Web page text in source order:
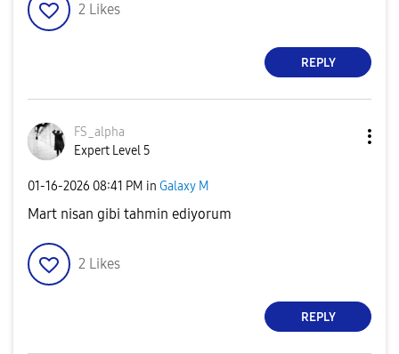
2 Likes
REPLY
FS_alpha
Expert Level 5
‎01-16-2026 08:41 PM in Galaxy M
Mart nisan gibi tahmin ediyorum
2 Likes
REPLY